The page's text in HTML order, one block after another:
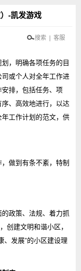
-凯发游戏
搜索 | 客服
，明确各项任务的目
或个人对全年工作进
排，包括任务、项
、高效地进行，以达
工作计划的范文，供
做到有条不紊，特制
政策、法规、着力抓
创建文明和谐小区，
、发展”的小区建设理